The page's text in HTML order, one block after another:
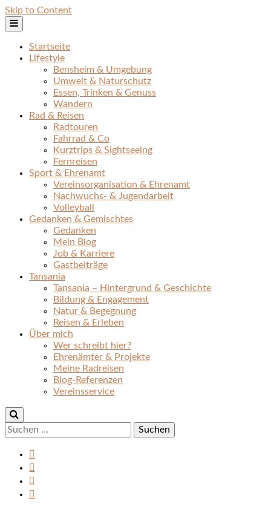
Skip to Content
Startseite
Lifestyle
Bensheim & Umgebung
Umwelt & Naturschutz
Essen, Trinken & Genuss
Wandern
Rad & Reisen
Radtouren
Fahrrad & Co
Kurztrips & Sightseeing
Fernreisen
Sport & Ehrenamt
Vereinsorganisation & Ehrenamt
Nachwuchs- & Jugendarbeit
Volleyball
Gedanken & Gemischtes
Gedanken
Mein Blog
Job & Karriere
Gastbeiträge
Tansania
Tansania – Hintergrund & Geschichte
Bildung & Engagement
Natur & Begegnung
Reisen & Erleben
Über mich
Wer schreibt hier?
Ehrenämter & Projekte
Meine Radreisen
Blog-Referenzen
Vereinsservice
Suchen
nach: